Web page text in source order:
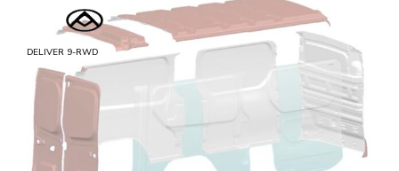
DELIVER 9-RWD